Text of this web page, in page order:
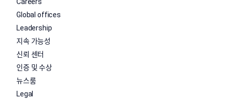
Global offices
Leadership
지속 가능성
신뢰 센터
인증 및 수상
뉴스룸
Legal